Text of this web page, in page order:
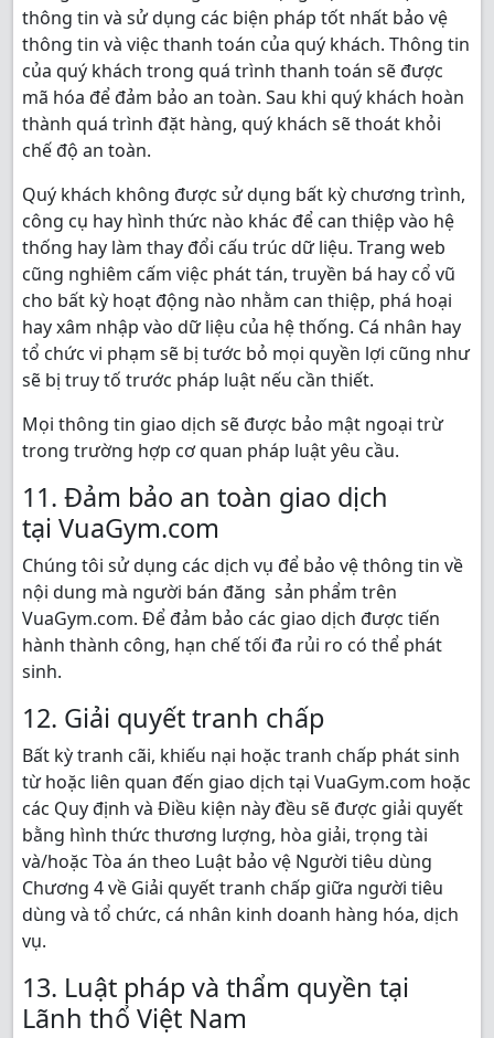
thông tin và sử dụng các biện pháp tốt nhất bảo vệ
thông tin và việc thanh toán của quý khách. Thông tin
của quý khách trong quá trình thanh toán sẽ được
mã hóa để đảm bảo an toàn. Sau khi quý khách hoàn
thành quá trình đặt hàng, quý khách sẽ thoát khỏi
chế độ an toàn.
Quý khách không được sử dụng bất kỳ chương trình,
công cụ hay hình thức nào khác để can thiệp vào hệ
thống hay làm thay đổi cấu trúc dữ liệu. Trang web
cũng nghiêm cấm việc phát tán, truyền bá hay cổ vũ
cho bất kỳ hoạt động nào nhằm can thiệp, phá hoại
hay xâm nhập vào dữ liệu của hệ thống. Cá nhân hay
tổ chức vi phạm sẽ bị tước bỏ mọi quyền lợi cũng như
sẽ bị truy tố trước pháp luật nếu cần thiết.
Mọi thông tin giao dịch sẽ được bảo mật ngoại trừ
trong trường hợp cơ quan pháp luật yêu cầu.
11. Đảm bảo an toàn giao dịch
tại VuaGym.com
Chúng tôi sử dụng các dịch vụ để bảo vệ thông tin về
nội dung mà người bán đăng sản phẩm trên
VuaGym.com. Để đảm bảo các giao dịch được tiến
hành thành công, hạn chế tối đa rủi ro có thể phát
sinh.
12. Giải quyết tranh chấp
Bất kỳ tranh cãi, khiếu nại hoặc tranh chấp phát sinh
từ hoặc liên quan đến giao dịch tại VuaGym.com hoặc
các Quy định và Điều kiện này đều sẽ được giải quyết
bằng hình thức thương lượng, hòa giải, trọng tài
và/hoặc Tòa án theo Luật bảo vệ Người tiêu dùng
Chương 4 về Giải quyết tranh chấp giữa người tiêu
dùng và tổ chức, cá nhân kinh doanh hàng hóa, dịch
vụ.
13. Luật pháp và thẩm quyền tại
Lãnh thổ Việt Nam